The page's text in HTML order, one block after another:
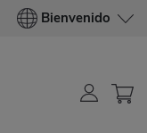
Bienvenido